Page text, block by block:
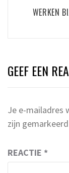
WERKEN
GEEF EEN
Je e-mailadres
zijn
REACTIE *